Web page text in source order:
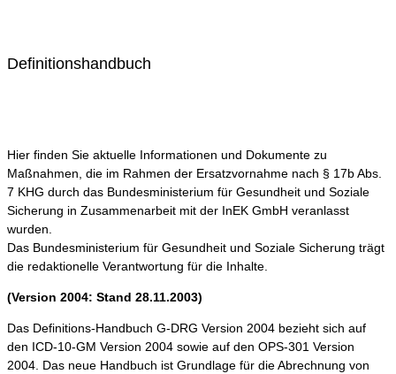
Definitionshandbuch
Hier finden Sie aktuelle Informationen und Dokumente zu
Maßnahmen, die im Rahmen der Ersatzvornahme nach § 17b Abs.
7 KHG durch das Bundesministerium für Gesundheit und Soziale
Sicherung in Zusammenarbeit mit der InEK GmbH veranlasst
wurden.
Das Bundesministerium für Gesundheit und Soziale Sicherung trägt
die redaktionelle Verantwortung für die Inhalte.
(Version 2004: Stand 28.11.2003)
Das Definitions-Handbuch G-DRG Version 2004 bezieht sich auf
den ICD-10-GM Version 2004 sowie auf den OPS-301 Version
2004. Das neue Handbuch ist Grundlage für die Abrechnung von